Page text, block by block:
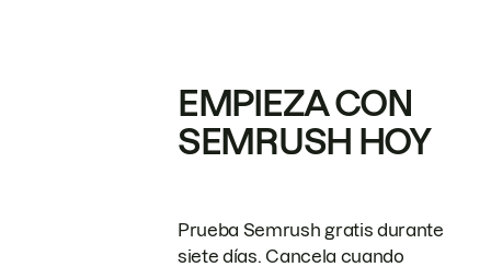
EMPIEZA CON
SEMRUSH HOY
Prueba Semrush gratis durante
siete días. Cancela cuando